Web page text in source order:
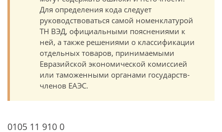
Для определения кода следует
руководствоваться самой номенклатурой
ТН ВЭД, официальными пояснениями к
ней, а также решениями о классификации
отдельных товаров, принимаемыми
Евразийской экономической комиссией
или таможенными органами государств-
членов ЕАЭС.
0105 11 910 0